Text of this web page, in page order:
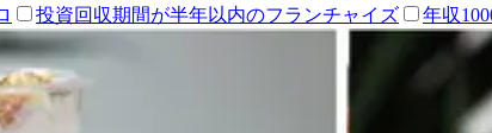
投資回収期間が半年以内のフランチャイズ 年収